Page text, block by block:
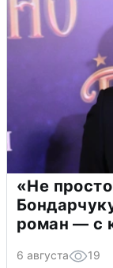
«Не
роман — с
6 августа 19